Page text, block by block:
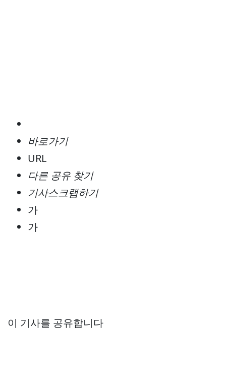
바로가기
URL
다른 공유 찾기
기사스크랩하기
가
가
이 기사를 공유합니다